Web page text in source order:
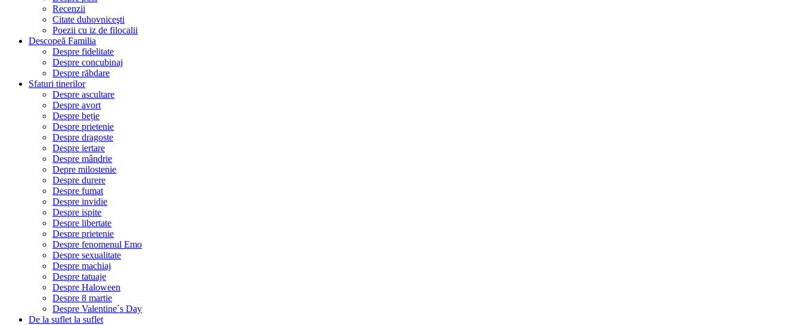
Recenzii
Citate duhovniceşti
Poezii cu iz de filocalii
Descopeă Familia
Despre fidelitate
Despre concubinaj
Despre răbdare
Sfaturi tinerilor
Despre ascultare
Despre avort
Despre beție
Despre prietenie
Despre dragoste
Despre iertare
Despre mândrie
Depre milostenie
Despre durere
Despre fumat
Despre invidie
Despre ispite
Despre libertate
Despre prietenie
Despre fenomenul Emo
Despre sexualitate
Despre machiaj
Despre tatuaje
Despre Haloween
Despre 8 martie
Despre Valentine`s Day
De la suflet la suflet